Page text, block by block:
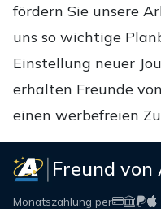
fördern Sie unsere
uns so wichtige
Einstellung neuer
erhalten Freunde
einen werbefreien
Freund
Monatszahlung per